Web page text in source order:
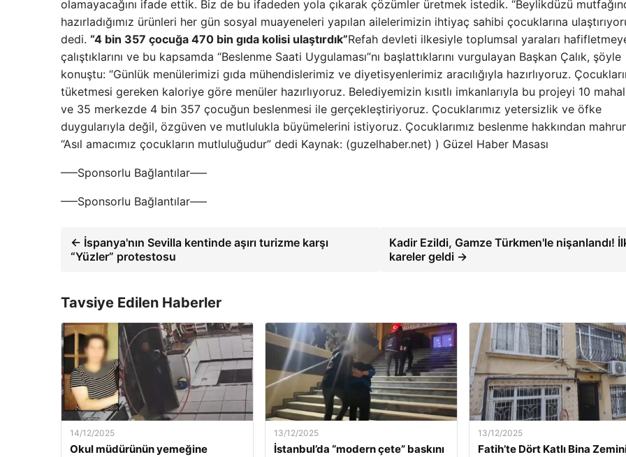
olamayacağını ifade ettik. Biz de bu ifadeden yola çıkarak çözümler üretmek istedik. “Beylikdüzü
hazırladığımız ürünleri her gün sosyal muayeneleri yapılan ailelerimizin ihtiyaç sahibi çocuklarına
dedi. “4 bin 357 çocuğa 470 bin gıda kolisi ulaştırdık”Refah devleti ilkesiyle toplumsal yaraları
çalıştıklarını ve bu kapsamda “Beslenme Saati Uygulaması”nı başlattıklarını vurgulayan Başkan Çalık, şöyle
konuştu: “Günlük menülerimizi gıda mühendislerimiz ve diyetisyenlerimiz aracılığıyla hazırlıyoruz.
tüketmesi gereken kaloriye göre menüler hazırlıyoruz. Belediyemizin kısıtlı imkanlarıyla bu projeyi 10
ve 35 merkezde 4 bin 357 çocuğun beslenmesi ile gerçekleştiriyoruz. Çocuklarımız yetersizlik ve öfke
duygularıyla değil, özgüven ve mutlulukla büyümelerini istiyoruz. Çocuklarımız beslenme hakkından
“Asıl amacımız çocukların mutluluğudur” dedi Kaynak: (guzelhaber.net) ) Güzel Haber Masası
—–Sponsorlu Bağlantılar—–
—–Sponsorlu Bağlantılar—–
← İspanya'nın Sevilla kentinde aşırı turizme karşı
“Yüzler” protestosu
Kadir Ezildi, Gamze Türkmen'le nişanlandı!
kareler geldi →
Tavsiye Edilen Haberler
14/12/2025
Okul müdürünün yemeğine
13/12/2025
İstanbul’da “modern çete” baskını
13/12/2025
Fatih’te Dört Katlı Bina